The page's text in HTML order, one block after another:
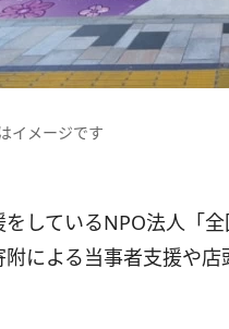
イメージです
をしているNPO法人「
による当事者支援や